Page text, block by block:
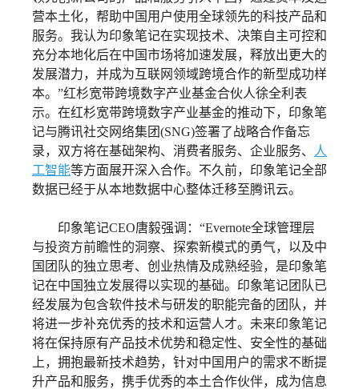
营本土化，帮助中国用户使用全球领先的科技产品和
服务。我认为印象笔记在实现技术、决策自主可控和
充分本地化后在中国市场将加速发展，释放出更大的
发展潜力，并成为互联网领域跨境合作的新型成功样
本。”红杉宽带跨境数字产业基金合伙人徐全利表
示。在红杉宽带跨境数字产业基金的推动下，印象笔
记与腾讯社交网络集团(SNG)签署了战略合作备忘
录，双方将在基础架构、消费者服务、企业服务、
人
工智能等方面展开深入合作。不久前，印象笔记全部
数据已经于从本地数据中心整体迁移至腾讯云。
印象笔记CEO唐毅强调：“Evernote全球管理层
与投资方前瞻性的洞察、探索新模式的勇气，以及中
国团队的独立思考、创业热情及成熟经验，是印象笔
记在中国独立发展得以实现的基础。印象笔记团队已
经发展为包含软件技术与研发的职能完备的团队，并
将进一步补充优秀的技术和运营人才。未来印象笔记
将在保持原有产品技术优势和稳定性、安全性的基础
上，拥抱最新技术趋势，针对中国用户的需求不断提
升产品和服务，携手优秀的本土合作伙伴，成为信息